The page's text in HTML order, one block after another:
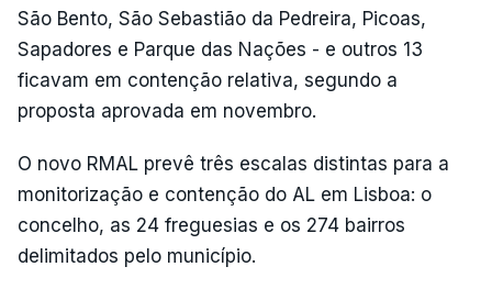
São Bento, São Sebastião da Pedreira, Picoas,
Sapadores e Parque das Nações - e outros 13
ficavam em contenção relativa, segundo a
proposta aprovada em novembro.
O novo RMAL prevê três escalas distintas para a
monitorização e contenção do AL em Lisboa: o
concelho, as 24 freguesias e os 274 bairros
delimitados pelo município.